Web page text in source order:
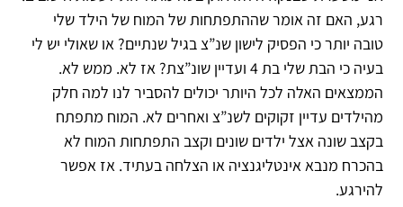
רגע, האם זה אומר שההתפתחות של המוח של הילד שלי
טובה יותר כי הפסיק לישון שנ”צ בגיל שנתיים? או שאולי יש לי
בעיה כי הבת שלי בת 4 ועדיין שונ”צת? אז לא. ממש לא.
הממצאים האלה לכל היותר יכולים להסביר לנו למה חלק
מהילדים עדיין זקוקים לשנ”צ ואחרים לא. המוח מתפתח
בקצב שונה אצל ילדים שונים וקצב התפתחות המוח לא
בהכרח מנבא אינטליגנציה או הצלחה בעתיד. אז אפשר
להירגע.